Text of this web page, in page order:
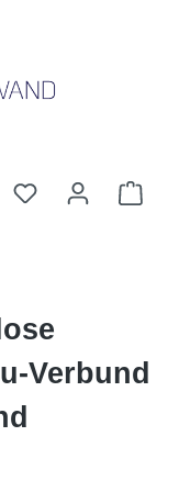
Du hast 0
Verbund